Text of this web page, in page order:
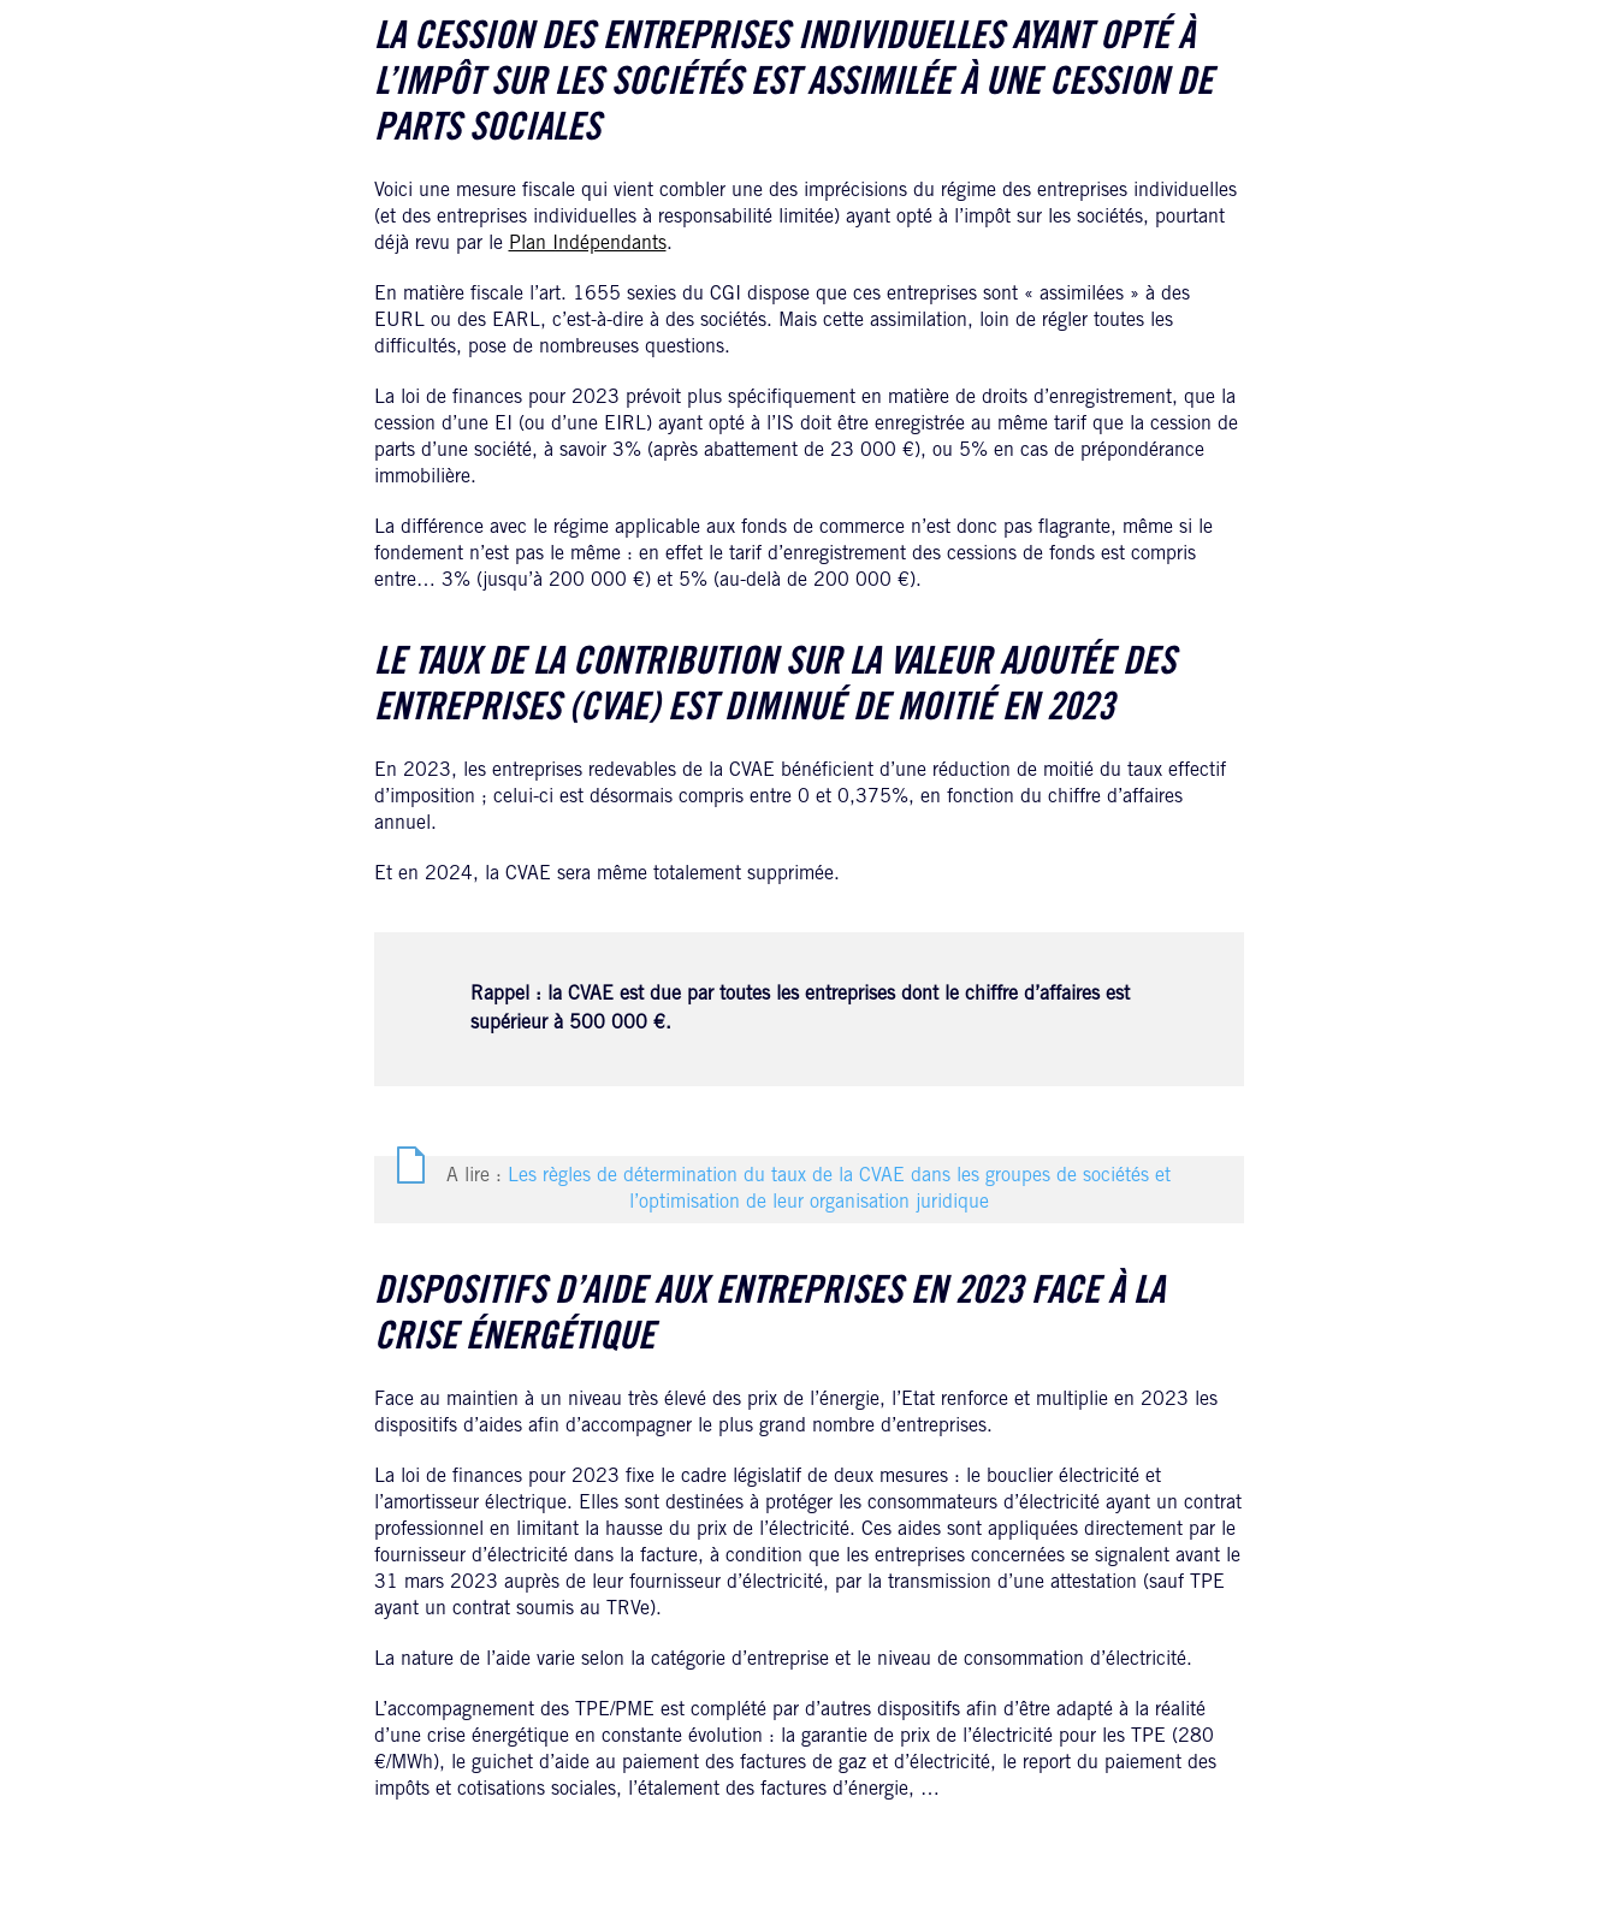
LA CESSION DES ENTREPRISES INDIVIDUELLES AYANT OPTÉ À
L’IMPÔT SUR LES SOCIÉTÉS EST ASSIMILÉE À UNE CESSION DE
PARTS SOCIALES
Voici une mesure fiscale qui vient combler une des imprécisions du régime des entreprises individuelles
(et des entreprises individuelles à responsabilité limitée) ayant opté à l’impôt sur les sociétés, pourtant
déjà revu par le Plan Indépendants.
En matière fiscale l’art. 1655 sexies du CGI dispose que ces entreprises sont « assimilées » à des
EURL ou des EARL, c’est-à-dire à des sociétés. Mais cette assimilation, loin de régler toutes les
difficultés, pose de nombreuses questions.
La loi de finances pour 2023 prévoit plus spécifiquement en matière de droits d’enregistrement, que la
cession d’une EI (ou d’une EIRL) ayant opté à l’IS doit être enregistrée au même tarif que la cession de
parts d’une société, à savoir 3% (après abattement de 23 000 €), ou 5% en cas de prépondérance
immobilière.
La différence avec le régime applicable aux fonds de commerce n’est donc pas flagrante, même si le
fondement n’est pas le même : en effet le tarif d’enregistrement des cessions de fonds est compris
entre… 3% (jusqu’à 200 000 €) et 5% (au-delà de 200 000 €).
LE TAUX DE LA CONTRIBUTION SUR LA VALEUR AJOUTÉE DES
ENTREPRISES (CVAE) EST DIMINUÉ DE MOITIÉ EN 2023
En 2023, les entreprises redevables de la CVAE bénéficient d’une réduction de moitié du taux effectif
d’imposition ; celui-ci est désormais compris entre 0 et 0,375%, en fonction du chiffre d’affaires
annuel.
Et en 2024, la CVAE sera même totalement supprimée.
Rappel : la CVAE est due par toutes les entreprises dont le chiffre d’affaires est
supérieur à 500 000 €.
A lire : Les règles de détermination du taux de la CVAE dans les groupes de sociétés et
l’optimisation de leur organisation juridique
DISPOSITIFS D’AIDE AUX ENTREPRISES EN 2023 FACE À LA
CRISE ÉNERGÉTIQUE
Face au maintien à un niveau très élevé des prix de l’énergie, l’Etat renforce et multiplie en 2023 les
dispositifs d’aides afin d’accompagner le plus grand nombre d’entreprises.
La loi de finances pour 2023 fixe le cadre législatif de deux mesures : le bouclier électricité et
l’amortisseur électrique. Elles sont destinées à protéger les consommateurs d’électricité ayant un contrat
professionnel en limitant la hausse du prix de l’électricité. Ces aides sont appliquées directement par le
fournisseur d’électricité dans la facture, à condition que les entreprises concernées se signalent avant le
31 mars 2023 auprès de leur fournisseur d’électricité, par la transmission d’une attestation (sauf TPE
ayant un contrat soumis au TRVe).
La nature de l’aide varie selon la catégorie d’entreprise et le niveau de consommation d’électricité.
L’accompagnement des TPE/PME est complété par d’autres dispositifs afin d’être adapté à la réalité
d’une crise énergétique en constante évolution : la garantie de prix de l’électricité pour les TPE (280
€/MWh), le guichet d’aide au paiement des factures de gaz et d’électricité, le report du paiement des
impôts et cotisations sociales, l’étalement des factures d’énergie, …